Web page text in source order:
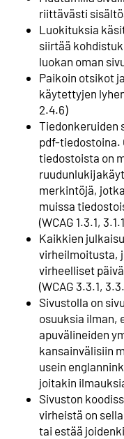
riittävästi
Luokituksia
siirtää
luokan oman
Paikoin otsikot
käytettyjen
2.4.6)
Tiedonkeruiden
pdf-tiedostoina.
tiedostoista on
merkintöjä,
muissa
(WCAG 1.3.1,
Kaikkien
virheilmoitusta,
virheelliset
(WCAG 3.3.1,
Sivustolla on
osuuksia ilman,
apuvälineiden
kansainvälisiin
usein
joitakin
Sivuston
virheistä on
tai estää